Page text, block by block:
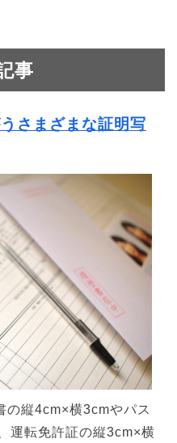
事
さまざまな証明写
の縦4cm×横3cmやパス
運転免許証の縦3cm×横